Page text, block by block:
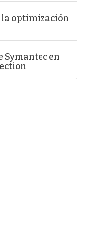
la optimización
Symantec en